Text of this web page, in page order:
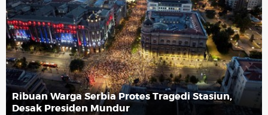
Ribuan Warga Serbia Protes Tragedi Stasiun,
Desak Presiden Mundur